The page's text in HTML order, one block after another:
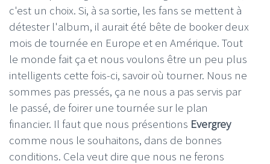
c'est un choix. Si, à sa sortie, les fans se mettent à
détester l'album, il aurait été bête de booker deux
mois de tournée en Europe et en Amérique. Tout
le monde fait ça et nous voulons être un peu plus
intelligents cette fois-ci, savoir où tourner. Nous ne
sommes pas pressés, ça ne nous a pas servis par
le passé, de foirer une tournée sur le plan
financier. Il faut que nous présentions Evergrey
comme nous le souhaitons, dans de bonnes
conditions. Cela veut dire que nous ne ferons